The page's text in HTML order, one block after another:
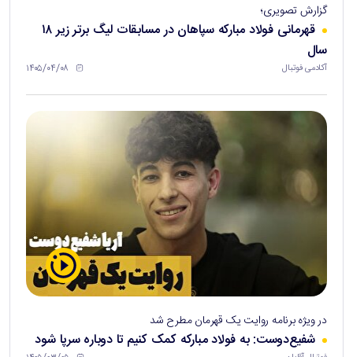
گزارش تصویری؛
قهرمانی فولاد مبارکه سپاهان در مسابقات لیگ برتر زیر ۱۸
سال
آکادمی فوتبال ۱۴۰۵/۰۴/۰۸
در ویژه برنامه روایت یک قهرمان مطرح شد
شفیع‌دوست: به فولاد مبارکه کمک کنیم تا دوباره سرپا شود